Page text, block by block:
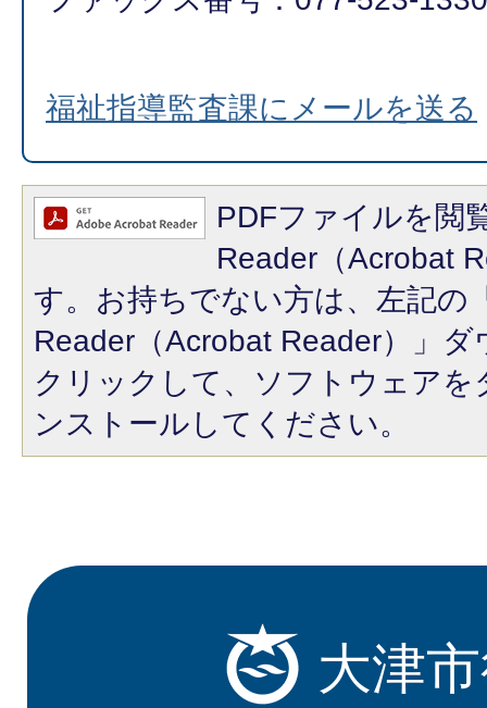
福祉指導監査課にメールを送る
PDFファイルを閲
Reader（Acrobat
す。お持ちでない方は、左記の
Reader（Acrobat Reader）」
クリックして、ソフトウェア
ンストールしてください。
大津